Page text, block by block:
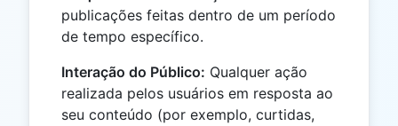
publicações feitas dentro de um período
de tempo específico.
Interação do Público: Qualquer ação
realizada pelos usuários em resposta ao
seu conteúdo (por exemplo, curtidas,